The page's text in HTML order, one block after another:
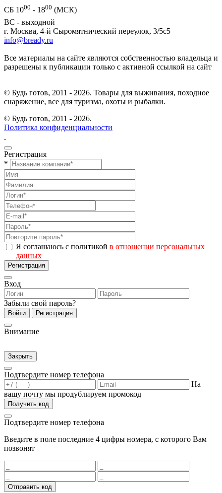
СБ 1000 - 1800 (МСК)
ВС - выходной
г. Москва, 4-й Сыромятнический переулок, 3/5с5
info@bready.ru
Все материалы на сайте являются собственностью владельца и
разрешены к публикации только с активной ссылкой на сайт
© Будь готов, 2011 - 2026. Товары для выживания, походное
снаряжение, все для туризма, охоты и рыбалки.
© Будь готов, 2011 - 2026.
Политика конфиденциальности
Регистрация
*
Я соглашаюсь с политикой в отношении персональных
данных
Регистрация
Вход
Забыли свой пароль?
Войти Регистрация
Внимание
Закрыть
Подтвердите номер телефона
На
вашу почту мы продублируем промокод
Получить код
Подтвердите номер телефона
Введите в поле последние 4 цифры номера, с которого Вам
позвонят
Отправить код